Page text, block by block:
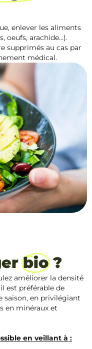
enlever les aliments
oeufs, arachide…).
supprimés au cas par
médical.
bio?
améliorer la densité
est préférable de
saison, en privilégiant
en minéraux et
en veillant à :